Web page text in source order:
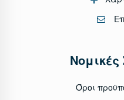
Νομικές
Όροι